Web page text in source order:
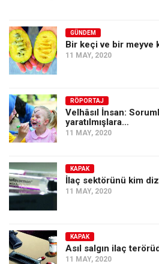
GÜNDEM
Bir keçi ve bir meyve
11 MAY, 2020
RÖPORTAJ
Velhâsıl İnsan:
yaratılmışlara…
11 MAY, 2020
KAPAK
İlaç sektörünü kim
11 MAY, 2020
KAPAK
Asıl salgın ilaç
11 MAY, 2020